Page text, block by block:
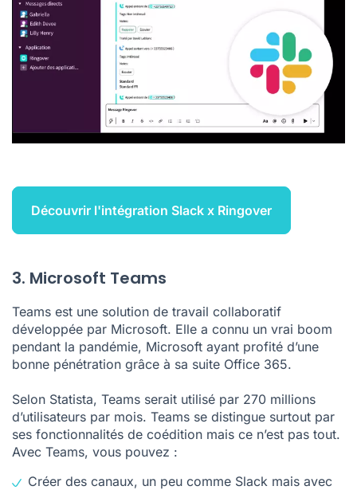
Découvrir l'intégration Slack x Ringover
3. Microsoft Teams
Teams est une solution de travail collaboratif
développée par Microsoft. Elle a connu un vrai boom
pendant la pandémie, Microsoft ayant profité d’une
bonne pénétration grâce à sa suite Office 365.
Selon Statista, Teams serait utilisé par 270 millions
d’utilisateurs par mois. Teams se distingue surtout par
ses fonctionnalités de coédition mais ce n’est pas tout.
Avec Teams, vous pouvez :
Créer des canaux, un peu comme Slack mais avec